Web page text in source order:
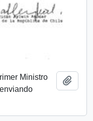
Ministro